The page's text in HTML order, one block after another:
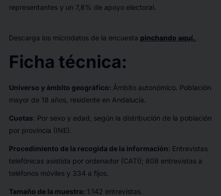
representantes y un 7,8% de apoyo electoral.
Descarga los microdatos de la encuesta pinchando aquí.
Ficha técnica:
Universo y ámbito geográfico: Ámbito autonómico. Población
mayor de 18 años, residente en Andalucía.
Cuotas: Por sexo y edad, según la distribución de la población
por provincia (INE).
Procedimiento de la recogida de la información: Entrevistas
telefónicas asistida por ordenador (CATI); 808 entrevistas a
teléfonos móviles y 334 a fijos.
Tamaño de la muestra: 1.142 entrevistas.